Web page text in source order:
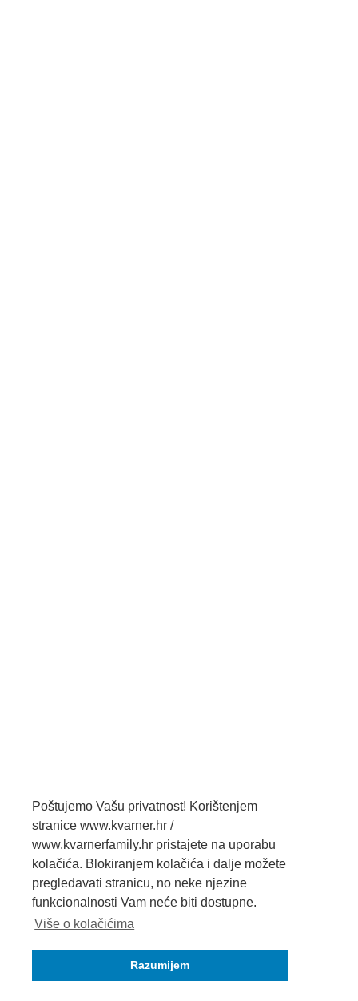
Poštujemo Vašu privatnost! Korištenjem
stranice www.kvarner.hr /
www.kvarnerfamily.hr pristajete na uporabu
kolačića. Blokiranjem kolačića i dalje možete
pregledavati stranicu, no neke njezine
funkcionalnosti Vam neće biti dostupne.
Više o kolačićima
Razumijem